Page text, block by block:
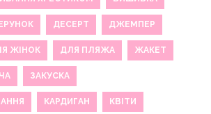
ДЕСЕРТ ДЖЕМПЕР
ЖІНОК ДЛЯ ПЛЯЖА ЖАКЕТ
ЗАКУСКА
КАРДИГАН КВІТИ